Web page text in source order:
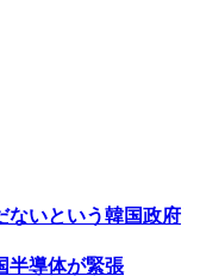
ないという韓国政府
半導体が緊張